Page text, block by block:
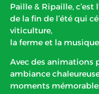
Paille & Ripaille,
de la fin de l’été qui
viticulture,
la ferme et la
Avec des animations
ambiance
moments